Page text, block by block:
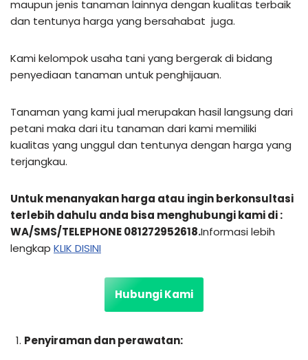
maupun jenis tanaman lainnya dengan kualitas terbaik
dan tentunya harga yang bersahabat juga.
Kami kelompok usaha tani yang bergerak di bidang
penyediaan tanaman untuk penghijauan.
Tanaman yang kami jual merupakan hasil langsung dari
petani maka dari itu tanaman dari kami memiliki
kualitas yang unggul dan tentunya dengan harga yang
terjangkau.
Untuk menanyakan harga atau ingin berkonsultasi
terlebih dahulu anda bisa menghubungi kami di :
WA/SMS/TELEPHONE 081272952618.Informasi lebih
lengkap KLIK DISINI
Hubungi Kami
Penyiraman dan perawatan: